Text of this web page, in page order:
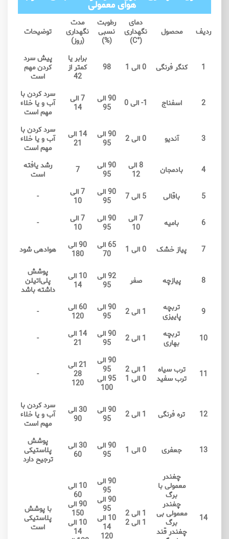
هوای معمولی
ردیف محصول
دمای
نگهداری
(°C)
رطوبت
نسبی
(%)
مدت
نگهداری
(روز)
توضیحات
1 کنگر فرنگی 0 الی 1 98
برابر یا
کمتر از
42
پیش سرد
کردن مهم
است
2 اسفناج 1- الی 0 90 الی
95
7 الی
14
سرد کردن با
آب و یا خلاء
مهم است
3 آندیو 0 الی 2 90 الی
95
14 الی
21
سرد کردن با
آب و یا خلاء
مهم است
4
بادمجان 8 الی
12
90 الی
95
7 رشد یافته
است
5
باقالی 5 الی 7 90 الی
95
7 الی
10
-
6 بامیه 7 الی
10
90 الی
95
7 الی
10
-
7 پیاز خشک 0 الی 1 65 الی
70
90 الی
180 هوادهی شود
8 پیازچه صفر 92 الی
95
10 الی
14
پوشش
پلی‌اتیلن
داشته باشد
9
تربچه
پاییزی 1 الی 2 90 الی
95
60 الی
120
-
10 تربچه
بهاری 1 الی 2 90 الی
95
14 الی
21
-
11 ترب سیاه
ترب سفید
1 الی 2
0 الی 1
90 الی
95
95 الی
100
21 الی
28
120
-
12 تره فرنگی 1 الی 2 90 الی
95
30 الی
90
سرد کردن با
آب و یا خلاء
مهم است
13 جعفری 0 الی 1 90 الی
95
30 الی
60
پوشش
پلاستیکی
ترجیح دارد
14
چغندر
معمولی با
برگ
چغندر
معمولی بی
برگ
چغندر قند
1 الی 2
1 الی 2
90 الی
95
90 الی
95
10 الی
14
120
10 الی
60
90 الی
150
10 الی
14
با پوشش
پلاستیکی
است